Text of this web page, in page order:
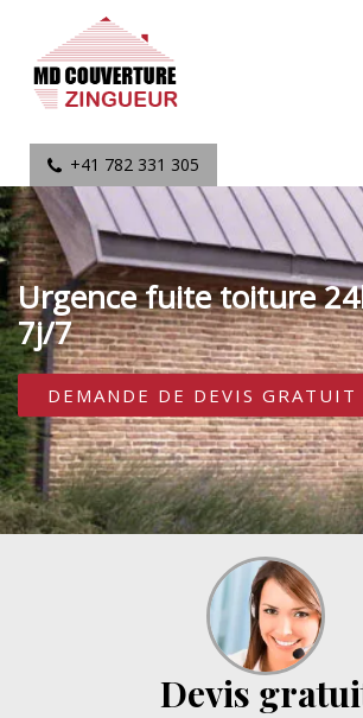
+41 782 331 305
Urgence fuite toiture
7j/7
DEMANDE DE DEVIS GRATUIT
Devis